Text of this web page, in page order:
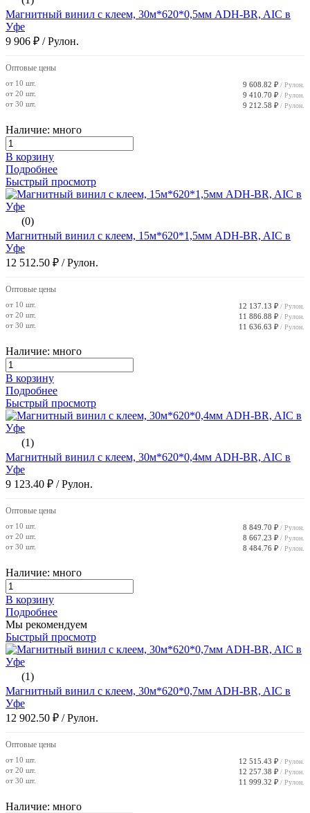
Магнитный винил с клеем, 30м*620*0,5мм ADH-BR, AIC в
Уфе
9 906 ₽ / Рулон.
Оптовые цены
от 10 шт. 9 608.82 ₽ / Рулон.
от 20 шт. 9 410.70 ₽ / Рулон.
от 30 шт. 9 212.58 ₽ / Рулон.
Наличие: много
В корзину
Подробнее
Быстрый просмотр
(0)
Магнитный винил с клеем, 15м*620*1,5мм ADH-BR, AIC в
Уфе
12 512.50 ₽ / Рулон.
Оптовые цены
от 10 шт. 12 137.13 ₽ / Рулон.
от 20 шт. 11 886.88 ₽ / Рулон.
от 30 шт. 11 636.63 ₽ / Рулон.
Наличие: много
В корзину
Подробнее
Быстрый просмотр
(1)
Магнитный винил с клеем, 30м*620*0,4мм ADH-BR, AIC в
Уфе
9 123.40 ₽ / Рулон.
Оптовые цены
от 10 шт. 8 849.70 ₽ / Рулон.
от 20 шт. 8 667.23 ₽ / Рулон.
от 30 шт. 8 484.76 ₽ / Рулон.
Наличие: много
В корзину
Подробнее
Мы рекомендуем
Быстрый просмотр
(1)
Магнитный винил с клеем, 30м*620*0,7мм ADH-BR, AIC в
Уфе
12 902.50 ₽ / Рулон.
Оптовые цены
от 10 шт. 12 515.43 ₽ / Рулон.
от 20 шт. 12 257.38 ₽ / Рулон.
от 30 шт. 11 999.32 ₽ / Рулон.
Наличие: много